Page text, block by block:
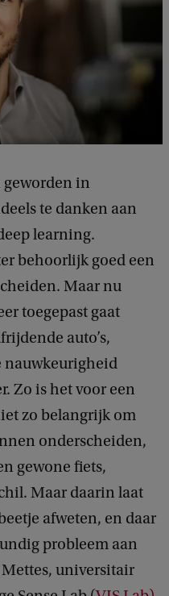
geworden in
te danken aan
learning.
behoorlijk goed een
Maar nu
toegepast gaat
auto’s,
nauwkeurigheid
Zo is het voor een
zo belangrijk om
onderscheiden,
gewone fiets,
Maar daarin laat
afweten, en daar
probleem aan
Mettes, universitair